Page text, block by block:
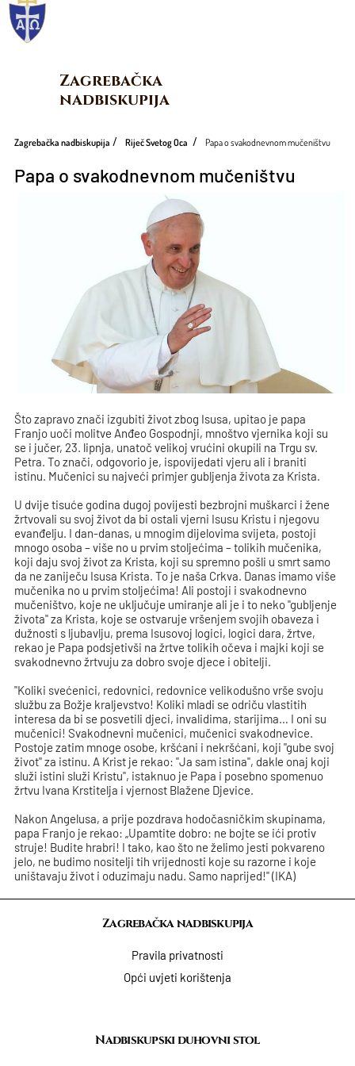
Zagrebačka
nadbiskupija
Zagrebačka nadbiskupija Riječ Svetog Oca Papa o svakodnevnom mučeništvu
Papa o svakodnevnom mučeništvu
Što zapravo znači izgubiti život zbog Isusa, upitao je papa
Franjo uoči molitve Anđeo Gospodnji, mnoštvo vjernika koji su
se i jučer, 23. lipnja, unatoč velikoj vrućini okupili na Trgu sv.
Petra. To znači, odgovorio je, ispovijedati vjeru ali i braniti
istinu. Mučenici su najveći primjer gubljenja života za Krista.
U dvije tisuće godina dugoj povijesti bezbrojni muškarci i žene
žrtvovali su svoj život da bi ostali vjerni Isusu Kristu i njegovu
evanđelju. I dan-danas, u mnogim dijelovima svijeta, postoji
mnogo osoba – više no u prvim stoljećima – tolikih mučenika,
koji daju svoj život za Krista, koji su spremno pošli u smrt samo
da ne zaniječu Isusa Krista. To je naša Crkva. Danas imamo više
mučenika no u prvim stoljećima! Ali postoji i svakodnevno
mučeništvo, koje ne uključuje umiranje ali je i to neko "gubljenje
života" za Krista, koje se ostvaruje vršenjem svojih obaveza i
dužnosti s ljubavlju, prema Isusovoj logici, logici dara, žrtve,
rekao je Papa podsjetivši na žrtve tolikih očeva i majki koji se
svakodnevno žrtvuju za dobro svoje djece i obitelji.
"Koliki svećenici, redovnici, redovnice velikodušno vrše svoju
službu za Božje kraljevstvo! Koliki mladi se odriču vlastitih
interesa da bi se posvetili djeci, invalidima, starijima… I oni su
mučenici! Svakodnevni mučenici, mučenici svakodnevice.
Postoje zatim mnoge osobe, kršćani i nekršćani, koji "gube svoj
život" za istinu. A Krist je rekao: "Ja sam istina", dakle onaj koji
služi istini služi Kristu", istaknuo je Papa i posebno spomenuo
žrtvu Ivana Krstitelja i vjernost Blažene Djevice.
Nakon Angelusa, a prije pozdrava hodočasničkim skupinama,
papa Franjo je rekao: „Upamtite dobro: ne bojte se ići protiv
struje! Budite hrabri! I tako, kao što ne želimo jesti pokvareno
jelo, ne budimo nositelji tih vrijednosti koje su razorne i koje
uništavaju život i oduzimaju nadu. Samo naprijed!" (IKA)
Zagrebačka nadbiskupija
Pravila privatnosti
Opći uvjeti korištenja
Nadbiskupski duhovni stol